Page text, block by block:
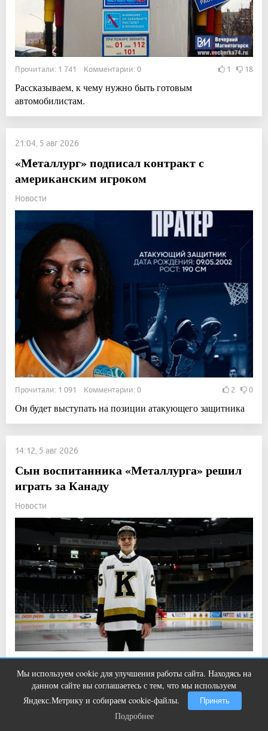
Прочитали: 1 741 Комментарии: 0 1 18
Рассказываем, к чему нужно быть готовым
автомобилистам.
21:04, 5 авг 2026
«Металлург» подписал контракт с
американским игроком
Новости
Прочитали: 1 091 Комментарии: 0 2 0
Он будет выступать на позиции атакующего защитника
14:12, 5 авг 2026
Сын воспитанника «Металлурга» решил
играть за Канаду
Новости
Алексей Кулемин уже дебютировал за юниорскую
сборную.
Мы используем cookie для улучшения работы сайта. Находясь на
данном сайте вы соглашаетесь с тем, что мы используем
Яндекс.Метрику и собираем cookie-файлы.
Принять
Подробнее
Женские носки для топтания чувств
Подробнее